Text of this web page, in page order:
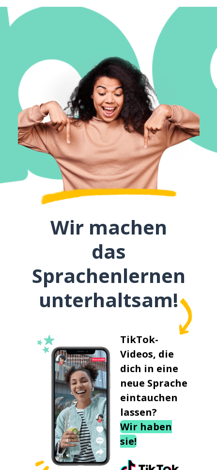
Wir machen
das
Sprachenlernen
unterhaltsam!
TikTok-
Videos, die
dich in eine
neue Sprache
eintauchen
lassen?
Wir haben
sie!